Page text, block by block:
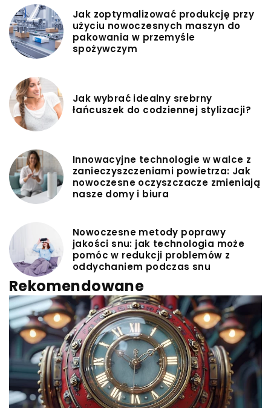
Jak zoptymalizować produkcję przy
użyciu nowoczesnych maszyn do
pakowania w przemyśle
spożywczym
Jak wybrać idealny srebrny
łańcuszek do codziennej stylizacji?
Innowacyjne technologie w walce z
zanieczyszczeniami powietrza: Jak
nowoczesne oczyszczacze zmieniają
nasze domy i biura
Nowoczesne metody poprawy
jakości snu: jak technologia może
pomóc w redukcji problemów z
oddychaniem podczas snu
Rekomendowane